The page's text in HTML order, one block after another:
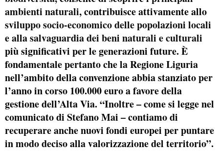
ambienti naturali, contribuisce attivamente allo
sviluppo socio-economico delle popolazioni locali
e allasalvaguardia dei beni naturali e culturali
più significativi per le generazioni future. È
fondamentale pertanto che la Regione Liguria
nell’ambito della convenzione abbia stanziato per
l’anno in corso 100.000 euro a favore della
gestione dell’Alta Via. “Inoltre – come si legge nel
comunicato di Stefano Mai – contiamo di
recuperare anche nuovi fondi europei per puntare
in modo deciso alla valorizzazione del territorio”.